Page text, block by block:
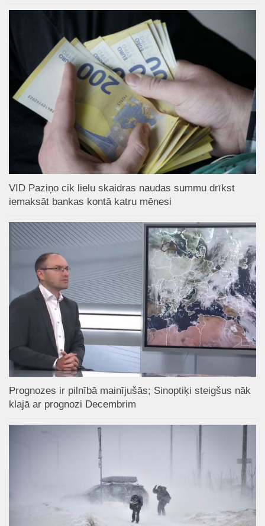
VID Paziņo cik lielu skaidras naudas summu drīkst
iemaksāt bankas kontā katru mēnesi
Prognozes ir pilnībā mainījušās; Sinoptiķi steigšus nāk
klajā ar prognozi Decembrim